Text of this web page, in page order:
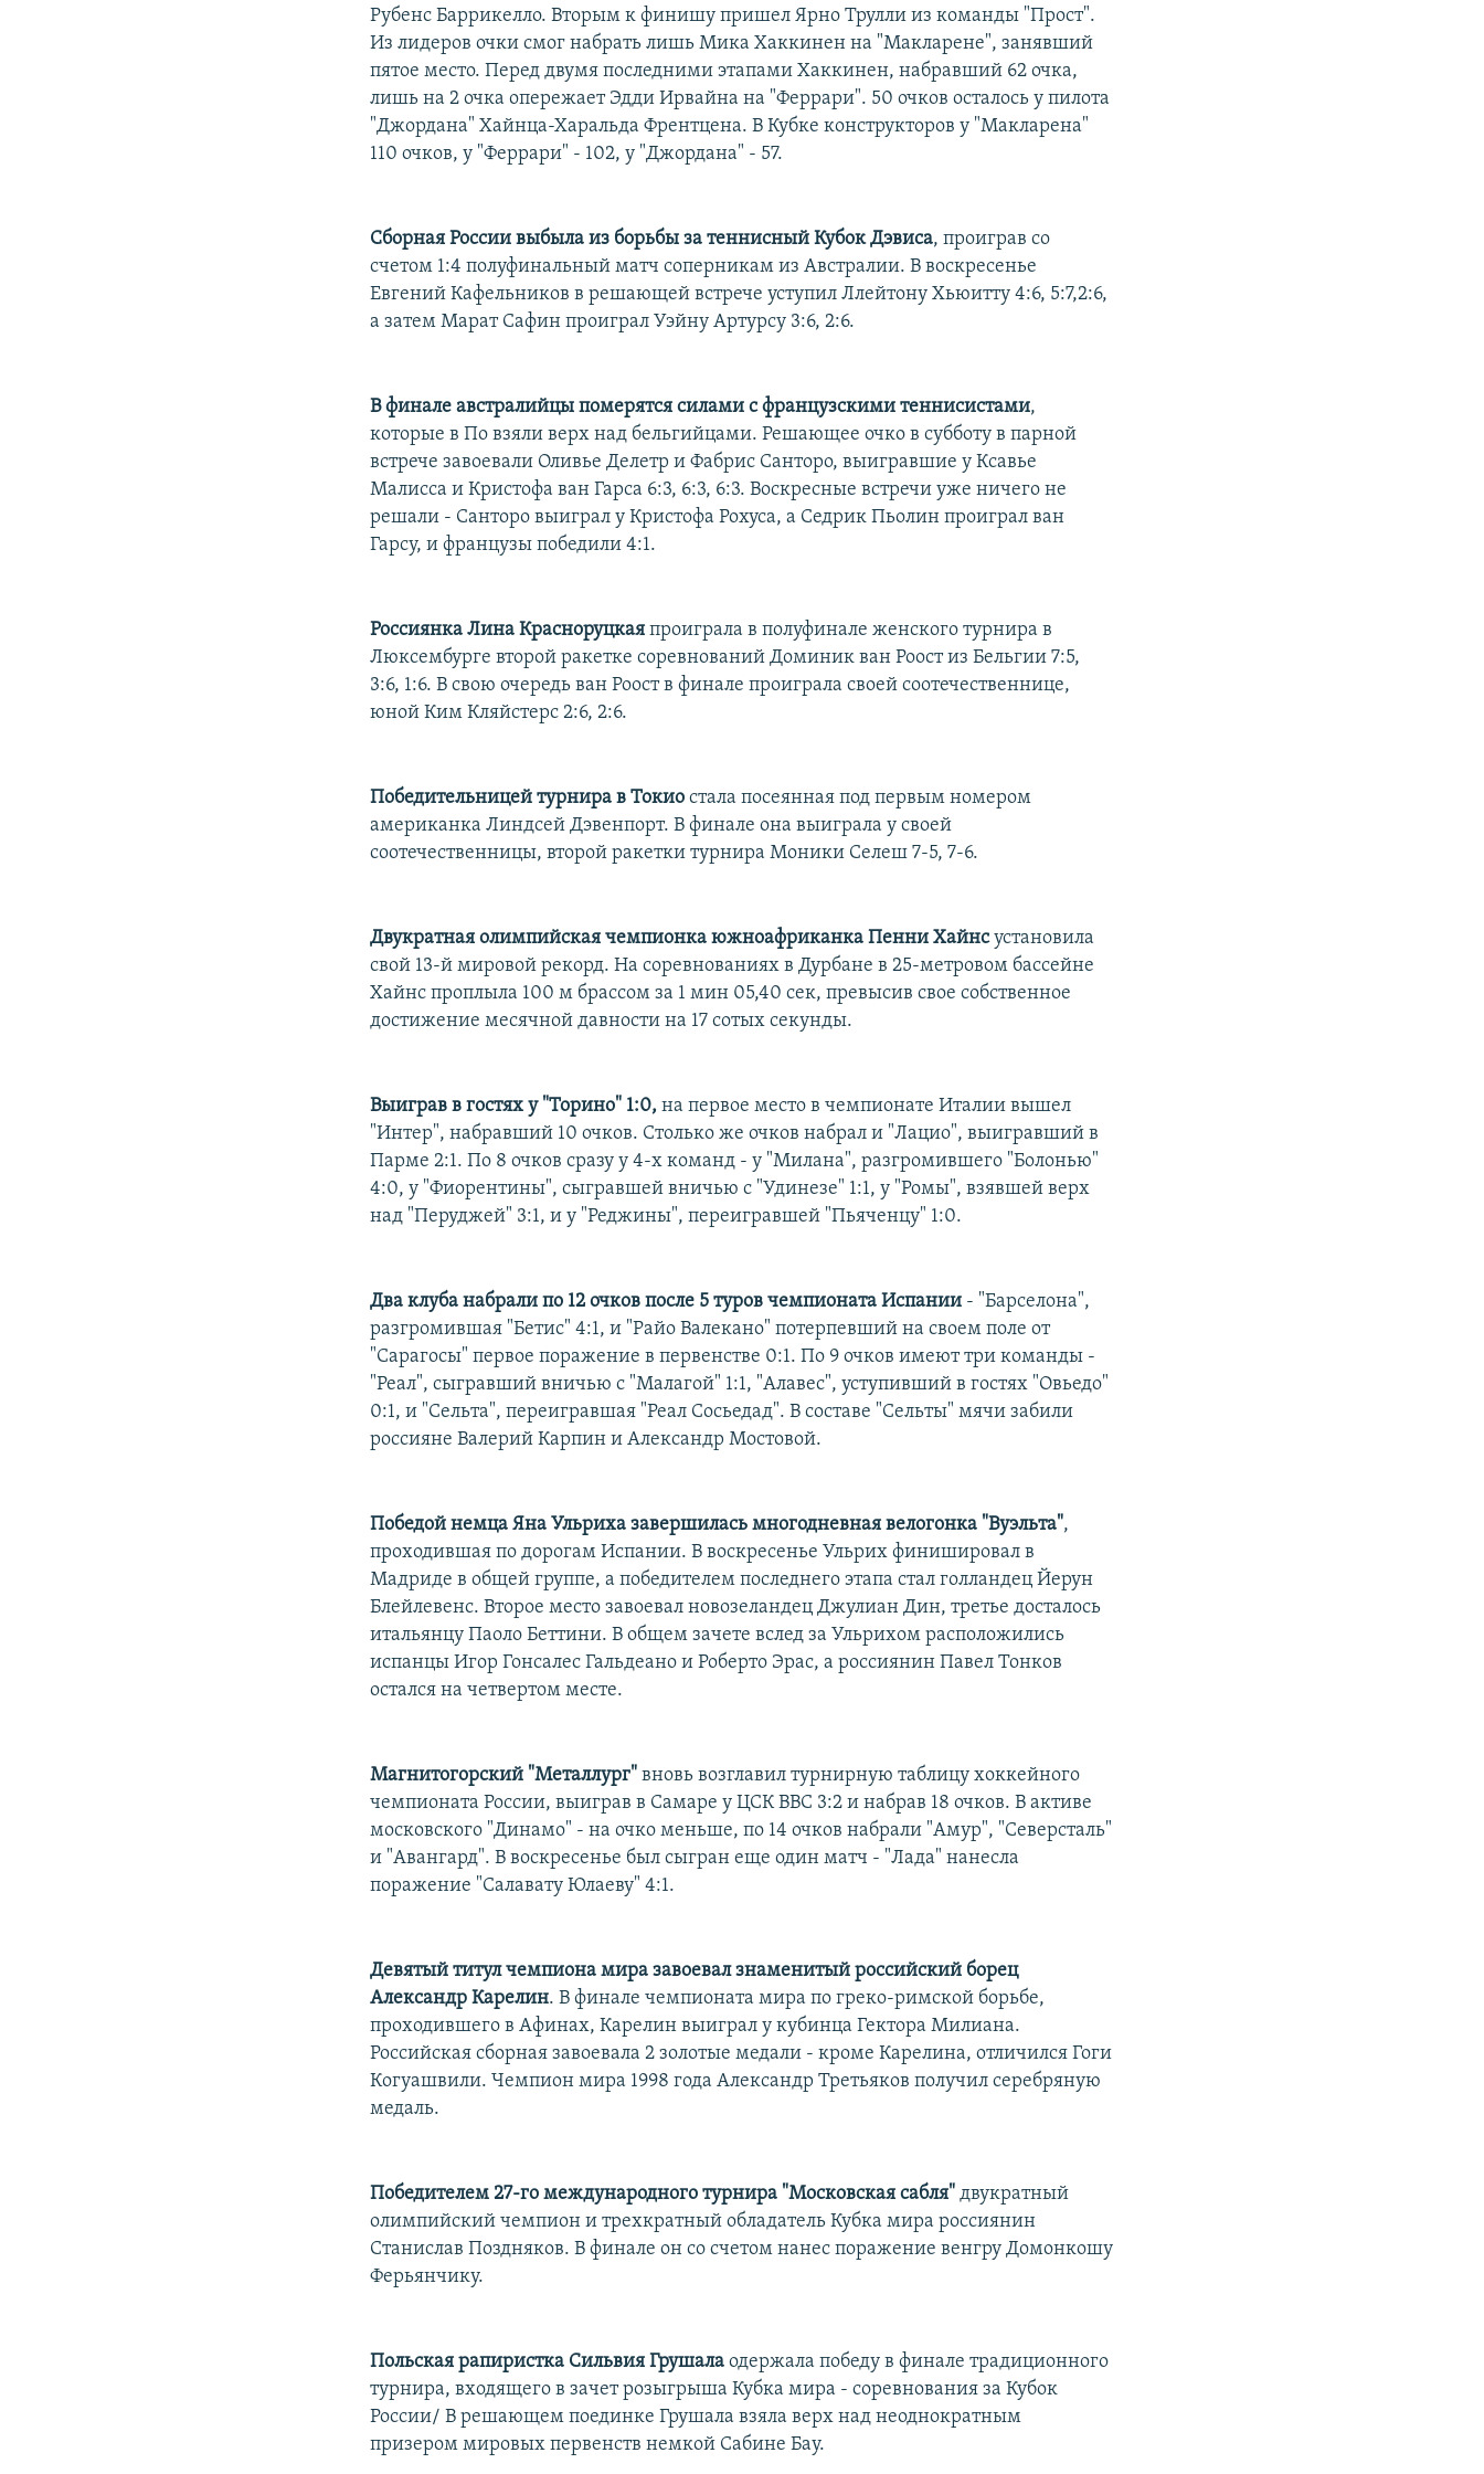
Рубенс Баррикелло. Вторым к финишу пришел Ярно Трулли из команды "Прост".
Из лидеров очки смог набрать лишь Мика Хаккинен на "Макларене", занявший
пятое место. Перед двумя последними этапами Хаккинен, набравший 62 очка,
лишь на 2 очка опережает Эдди Ирвайна на "Феррари". 50 очков осталось у пилота
"Джордана" Хайнца-Харальда Френтцена. В Кубке конструкторов у "Макларена"
110 очков, у "Феррари" - 102, у "Джордана" - 57.
Сборная России выбыла из борьбы за теннисный Кубок Дэвиса, проиграв со
счетом 1:4 полуфинальный матч соперникам из Австралии. В воскресенье
Евгений Кафельников в решающей встрече уступил Ллейтону Хьюитту 4:6, 5:7,2:6,
а затем Марат Сафин проиграл Уэйну Артурсу 3:6, 2:6.
В финале австралийцы померятся силами с французскими теннисистами,
которые в По взяли верх над бельгийцами. Решающее очко в субботу в парной
встрече завоевали Оливье Делетр и Фабрис Санторо, выигравшие у Ксавье
Малисса и Кристофа ван Гарса 6:3, 6:3, 6:3. Воскресные встречи уже ничего не
решали - Санторо выиграл у Кристофа Рохуса, а Седрик Пьолин проиграл ван
Гарсу, и французы победили 4:1.
Россиянка Лина Красноруцкая проиграла в полуфинале женского турнира в
Люксембурге второй ракетке соревнований Доминик ван Роост из Бельгии 7:5,
3:6, 1:6. В свою очередь ван Роост в финале проиграла своей соотечественнице,
юной Ким Кляйстерс 2:6, 2:6.
Победительницей турнира в Токио стала посеянная под первым номером
американка Линдсей Дэвенпорт. В финале она выиграла у своей
соотечественницы, второй ракетки турнира Моники Селеш 7-5, 7-6.
Двукратная олимпийская чемпионка южноафриканка Пенни Хайнсустановила
свой 13-й мировой рекорд. На соревнованиях в Дурбане в 25-метровом бассейне
Хайнс проплыла 100 м брассом за 1 мин 05,40 сек, превысив свое собственное
достижение месячной давности на 17 сотых секунды.
Выиграв в гостях у "Торино" 1:0, на первое место в чемпионате Италии вышел
"Интер", набравший 10 очков. Столько же очков набрал и "Лацио", выигравший в
Парме 2:1. По 8 очков сразу у 4-х команд - у "Милана", разгромившего "Болонью"
4:0, у "Фиорентины", сыгравшей вничью с "Удинезе" 1:1, у "Ромы", взявшей верх
над "Перуджей" 3:1, и у "Реджины", переигравшей "Пьяченцу" 1:0.
Два клуба набрали по 12 очков после 5 туров чемпионата Испании - "Барселона",
разгромившая "Бетис" 4:1, и "Райо Валекано" потерпевший на своем поле от
"Сарагосы" первое поражение в первенстве 0:1. По 9 очков имеют три команды -
"Реал", сыгравший вничью с "Малагой" 1:1, "Алавес", уступивший в гостях "Овьедо"
0:1, и "Сельта", переигравшая "Реал Сосьедад". В составе "Сельты" мячи забили
россияне Валерий Карпин и Александр Мостовой.
Победой немца Яна Ульриха завершилась многодневная велогонка "Вуэльта",
проходившая по дорогам Испании. В воскресенье Ульрих финишировал в
Мадриде в общей группе, а победителем последнего этапа стал голландец Йерун
Блейлевенс. Второе место завоевал новозеландец Джулиан Дин, третье досталось
итальянцу Паоло Беттини. В общем зачете вслед за Ульрихом расположились
испанцы Игор Гонсалес Гальдеано и Роберто Эрас, а россиянин Павел Тонков
остался на четвертом месте.
Магнитогорский "Металлург" вновь возглавил турнирную таблицу хоккейного
чемпионата России, выиграв в Самаре у ЦСК ВВС 3:2 и набрав 18 очков. В активе
московского "Динамо" - на очко меньше, по 14 очков набрали "Амур", "Северсталь"
и "Авангард". В воскресенье был сыгран еще один матч - "Лада" нанесла
поражение "Салавату Юлаеву" 4:1.
Девятый титул чемпиона мира завоевал знаменитый российский борец
Александр Карелин. В финале чемпионата мира по греко-римской борьбе,
проходившего в Афинах, Карелин выиграл у кубинца Гектора Милиана.
Российская сборная завоевала 2 золотые медали - кроме Карелина, отличился Гоги
Когуашвили. Чемпион мира 1998 года Александр Третьяков получил серебряную
медаль.
Победителем 27-го международного турнира "Московская сабля" двукратный
олимпийский чемпион и трехкратный обладатель Кубка мира россиянин
Станислав Поздняков. В финале он со счетом нанес поражение венгру Домонкошу
Ферьянчику.
Польская рапиристка Сильвия Грушала одержала победу в финале традиционного
турнира, входящего в зачет розыгрыша Кубка мира - соревнования за Кубок
России/ В решающем поединке Грушала взяла верх над неоднократным
призером мировых первенств немкой Сабине Бау.